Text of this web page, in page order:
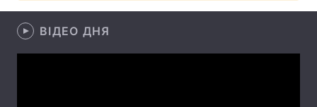
Лонгріди
ВІДЕО ДНЯ